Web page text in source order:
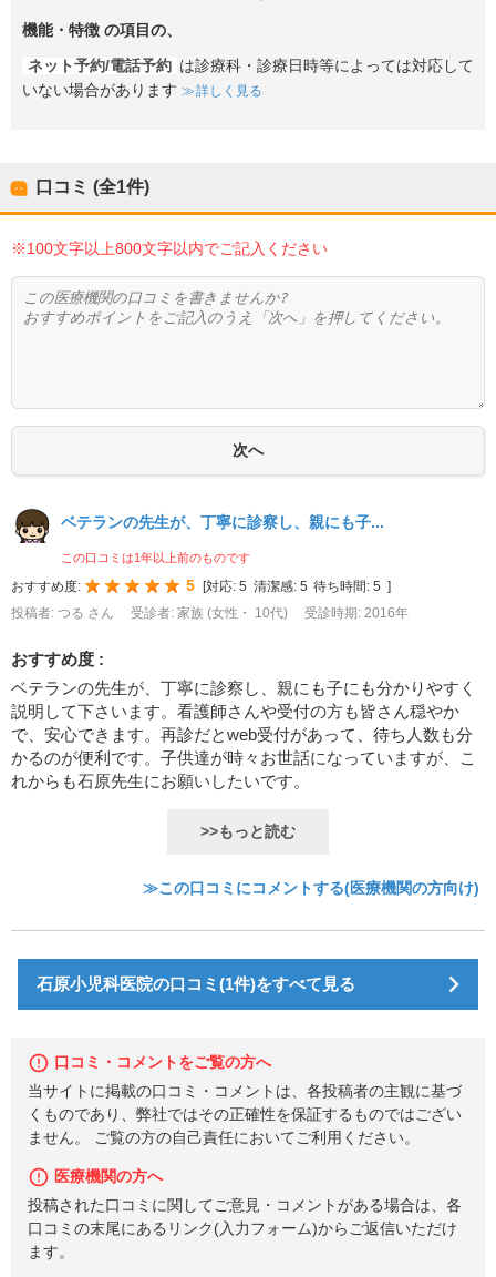
機能・特徴 の項目の、
ネット予約/電話予約 は診療科・診療日時等によっては対応して
いない場合があります
詳しく見る
口コミ (全1件)
※100文字以上800文字以内でご記入ください
ベテランの先生が、丁寧に診察し、親にも子...
この口コミは1年以上前のものです
おすすめ度: 5 対応: 5 清潔感: 5 待ち時間: 5
投稿者: つる さん
受診者: 家族 (女性・ 10代) 受診時期: 2016年
おすすめ度 :
ベテランの先生が、丁寧に診察し、親にも子にも分かりやすく
説明して下さいます。看護師さんや受付の方も皆さん穏やか
で、安心できます。再診だとweb受付があって、待ち人数も分
かるのが便利です。子供達が時々お世話になっていますが、こ
れからも石原先生にお願いしたいです。
>>もっと読む
≫この口コミにコメントする(医療機関の方向け)
石原小児科医院の口コミ(1件)をすべて見る
口コミ・コメントをご覧の方へ
当サイトに掲載の口コミ・コメントは、各投稿者の主観に基づ
くものであり、弊社ではその正確性を保証するものではござい
ません。 ご覧の方の自己責任においてご利用ください。
医療機関の方へ
投稿された口コミに関してご意見・コメントがある場合は、各
口コミの末尾にあるリンク(入力フォーム)からご返信いただけ
ます。